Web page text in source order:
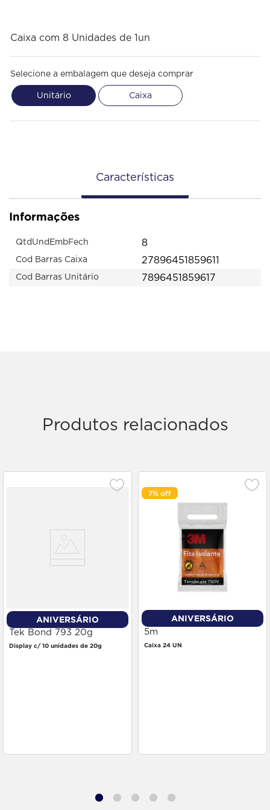
Caixa com 8 Unidades de 1un
Selecione a embalagem que deseja comprar
Unitário Caixa
Características
Informações
QtdUndEmbFech 8
Cod Barras Caixa 27896451859611
Cod Barras Unitário 7896451859617
Produtos relacionados
ANIVERSÁRIO
Cola Adesivo Instantânea
Tek Bond 793 20g
Display c/ 10 unidades de 20g
7%
ANIVERSÁRIO
Fita Isolante 3m 18mm x
5m
Caixa 24 UN